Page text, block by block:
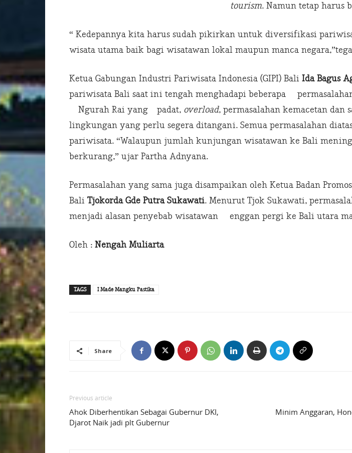
tourism. Namun tetap harus
“ Kedepannya kita harus sudah pikirkan untuk diversifikasi
wisata utama baik bagi wisatawan lokal maupun manca
Ketua Gabungan Industri Pariwisata Indonesia (GIPI) Bali Ida Bagus
pariwisata Bali saat ini tengah menghadapi beberapa
Ngurah Rai yang padat, overload, permasalahan kemacetan dan
lingkungan yang perlu segera ditangani. Semua permasalahan
pariwisata. “Walaupun jumlah kunjungan wisatawan ke Bali
berkurang,” ujar Partha Adnyana.
Permasalahan yang sama juga disampaikan oleh Ketua Badan
Bali Tjokorda Gde Putra Sukawati. Menurut Tjok Sukawati,
menjadi alasan penyebab wisatawan enggan pergi ke Bali utara
Oleh : Nengah Muliarta
TAGS I Made Mangku Pastika
Share
Previous article
Ahok Diberhentikan Sebagai Gubernur DKI,
Djarot Naik jadi plt Gubernur
Minim Anggaran,